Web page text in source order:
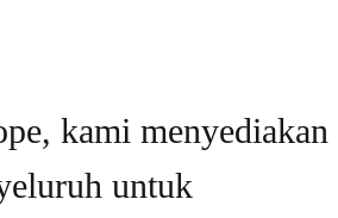
kami menyediakan
untuk